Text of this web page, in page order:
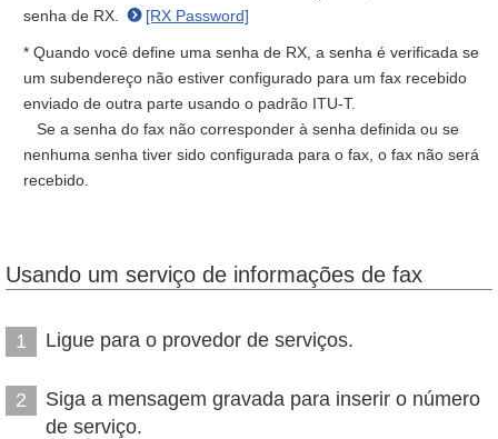
senha de RX.
[RX Password]
* Quando você define uma senha de RX, a senha é verificada se
um subendereço não estiver configurado para um fax recebido
enviado de outra parte usando o padrão ITU-T.
Se a senha do fax não corresponder à senha definida ou se
nenhuma senha tiver sido configurada para o fax, o fax não será
recebido.
Usando um serviço de informações de fax
1 Ligue para o provedor de serviços.
2
Siga a mensagem gravada para inserir o número
de serviço.